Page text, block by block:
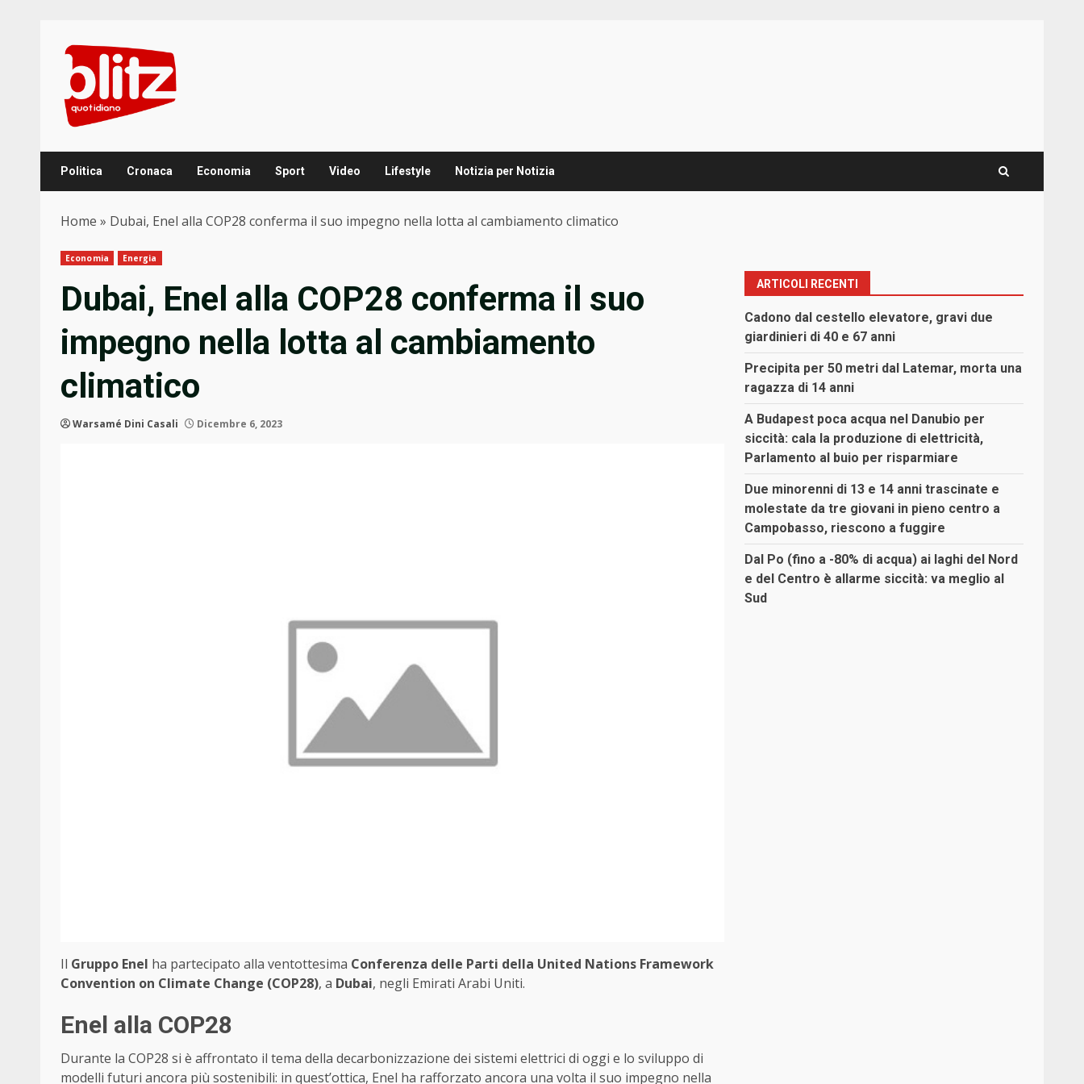
content
Politica Cronaca Economia Sport Video Lifestyle Notizia per Notizia
Home » Dubai, Enel alla COP28 conferma il suo impegno nella lotta al cambiamento climatico
Economia Energia
Dubai, Enel alla COP28 conferma il suo
impegno nella lotta al cambiamento
climatico
Warsamé Dini Casali Dicembre 6, 2023
Il Gruppo Enel ha partecipato alla ventottesima Conferenza delle Parti della United Nations Framework
Convention on Climate Change (COP28), a Dubai, negli Emirati Arabi Uniti.
Enel alla COP28
Durante la COP28 si è affrontato il tema della decarbonizzazione dei sistemi elettrici di oggi e lo sviluppo di
modelli futuri ancora più sostenibili: in quest’ottica, Enel ha rafforzato ancora una volta il suo impegno nella
ARTICOLI RECENTI
Cadono dal cestello elevatore, gravi due
giardinieri di 40 e 67 anni
Precipita per 50 metri dal Latemar, morta una
ragazza di 14 anni
A Budapest poca acqua nel Danubio per
siccità: cala la produzione di elettricità,
Parlamento al buio per risparmiare
Due minorenni di 13 e 14 anni trascinate e
molestate da tre giovani in pieno centro a
Campobasso, riescono a fuggire
Dal Po (fino a -80% di acqua) ai laghi del Nord
e del Centro è allarme siccità: va meglio al
Sud